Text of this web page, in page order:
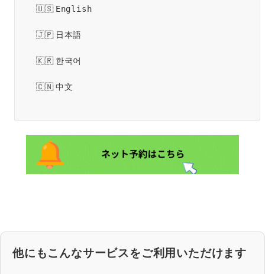
English
日本語
한국어
中文
他にもこんなサービスをご利用いただけます